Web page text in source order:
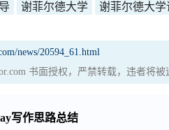
谢菲尔德大学 谢菲尔德大学
news/20594_61.html
书面授权，严禁转载，违者将被
写作思路总结